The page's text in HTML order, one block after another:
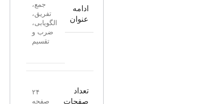
ادامه
عنوان
جمع،
تفریق،
الگویابی،
ضرب و
تقسیم
تعداد
صفحات
۲۴
صفحه